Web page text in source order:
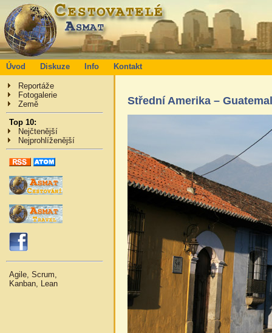
Úvod Diskuze Info Kontakt
Reportáže
Fotogalerie
Země
Top 10:
Nejčtenější
Nejprohlíženější
Agile, Scrum,
Kanban, Lean
Střední Amerika –